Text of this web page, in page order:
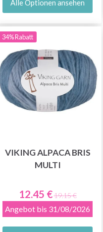
Alle Optionen ansehen
34% Rabatt
VIKING ALPACA BRIS
MULTI
12.45 €19.15 €
Angebot bis 31/08/2026